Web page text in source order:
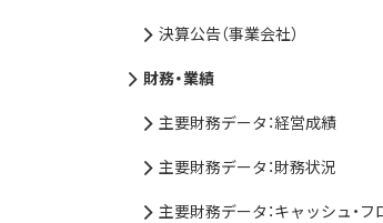
決算公告（事業会社）
財務・業績
主要財務データ：経営成績
主要財務データ：財務状況
主要財務データ：キャッシュ・